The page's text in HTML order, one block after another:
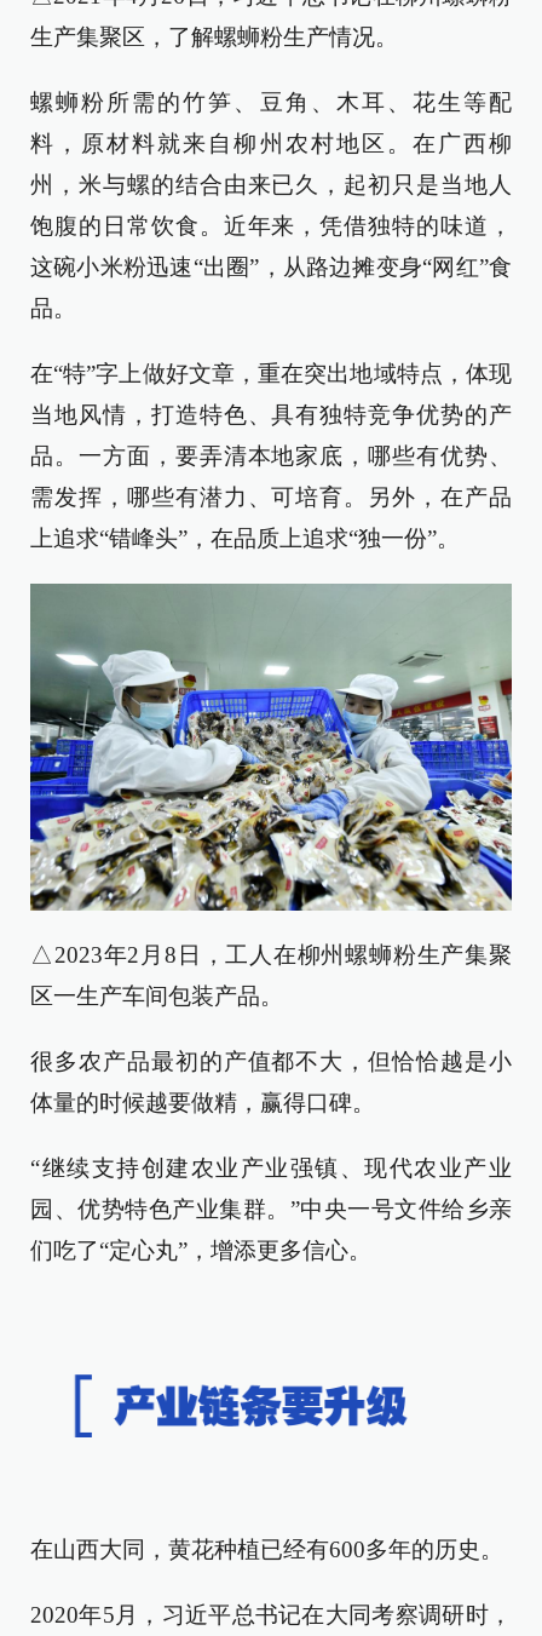
生产集聚区，了解螺蛳粉生产情况。
螺蛳粉所需的竹笋、豆角、木耳、花生等配
料，原材料就来自柳州农村地区。在广西柳
州，米与螺的结合由来已久，起初只是当地人
饱腹的日常饮食。近年来，凭借独特的味道，
这碗小米粉迅速“出圈”，从路边摊变身“网红”食
品。
在“特”字上做好文章，重在突出地域特点，体现
当地风情，打造特色、具有独特竞争优势的产
品。一方面，要弄清本地家底，哪些有优势、
需发挥，哪些有潜力、可培育。另外，在产品
上追求“错峰头”，在品质上追求“独一份”。
△2023年2月8日，工人在柳州螺蛳粉生产集聚
区一生产车间包装产品。
很多农产品最初的产值都不大，但恰恰越是小
体量的时候越要做精，赢得口碑。
“继续支持创建农业产业强镇、现代农业产业
园、优势特色产业集群。”中央一号文件给乡亲
们吃了“定心丸”，增添更多信心。
在山西大同，黄花种植已经有600多年的历史。
2020年5月，习近平总书记在大同考察调研时，